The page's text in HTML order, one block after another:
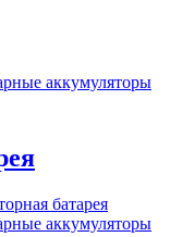
аккумуляторы
аккумуляторы